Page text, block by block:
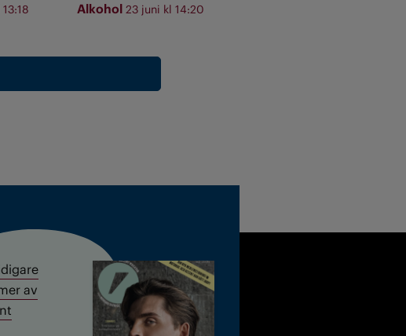
Alkohol 23 juni kl 14:20
av